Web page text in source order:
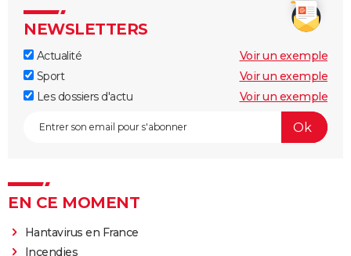
NEWSLETTERS
Actualité
Voir un exemple
Sport
Voir un exemple
Les dossiers d'actu
Voir un exemple
EN CE MOMENT
Hantavirus en France
Incendies